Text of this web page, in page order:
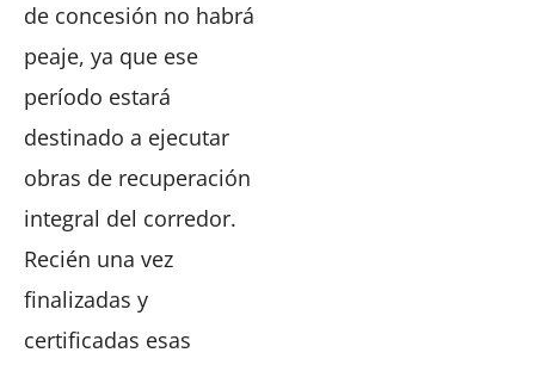
de concesión no habrá
peaje, ya que ese
período estará
destinado a ejecutar
obras de recuperación
integral del corredor.
Recién una vez
finalizadas y
certificadas esas